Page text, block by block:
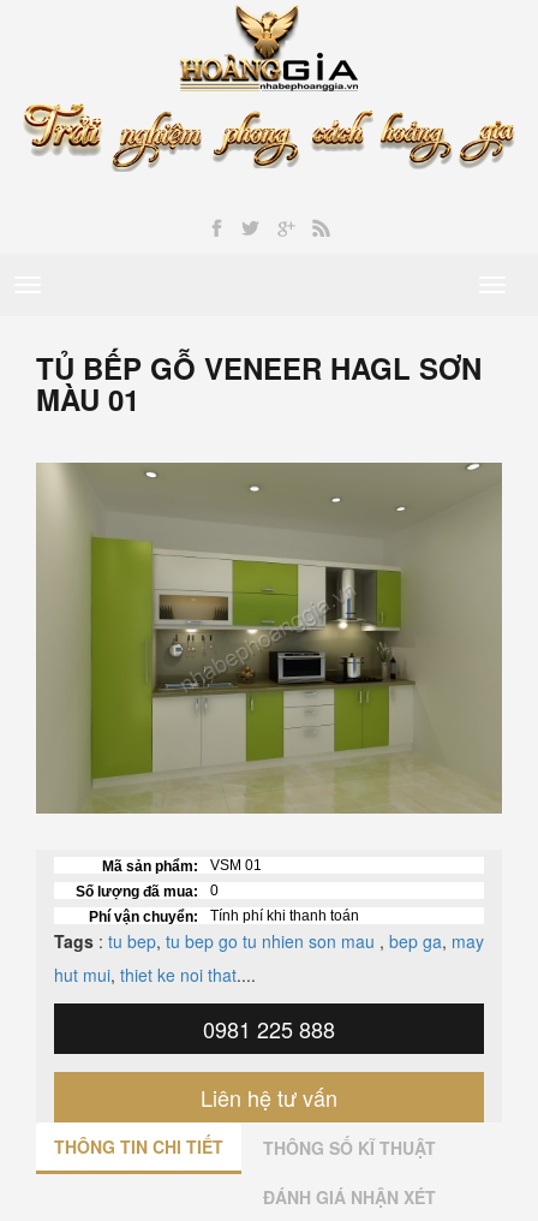
TỦ BẾP GỖ VENEER HAGL SƠN
MÀU 01
Mã sản phẩm:
VSM 01
Số lượng đã mua:
0
Phí vận chuyển:
Tính phí khi thanh toán
Tags : tu bep, tu bep go tu nhien son mau , bep ga, may
hut mui, thiet ke noi that....
0981 225 888
Liên hệ tư vấn
THÔNG TIN CHI TIẾT THÔNG SỐ KĨ THUẬT
ĐÁNH GIÁ NHẬN XÉT